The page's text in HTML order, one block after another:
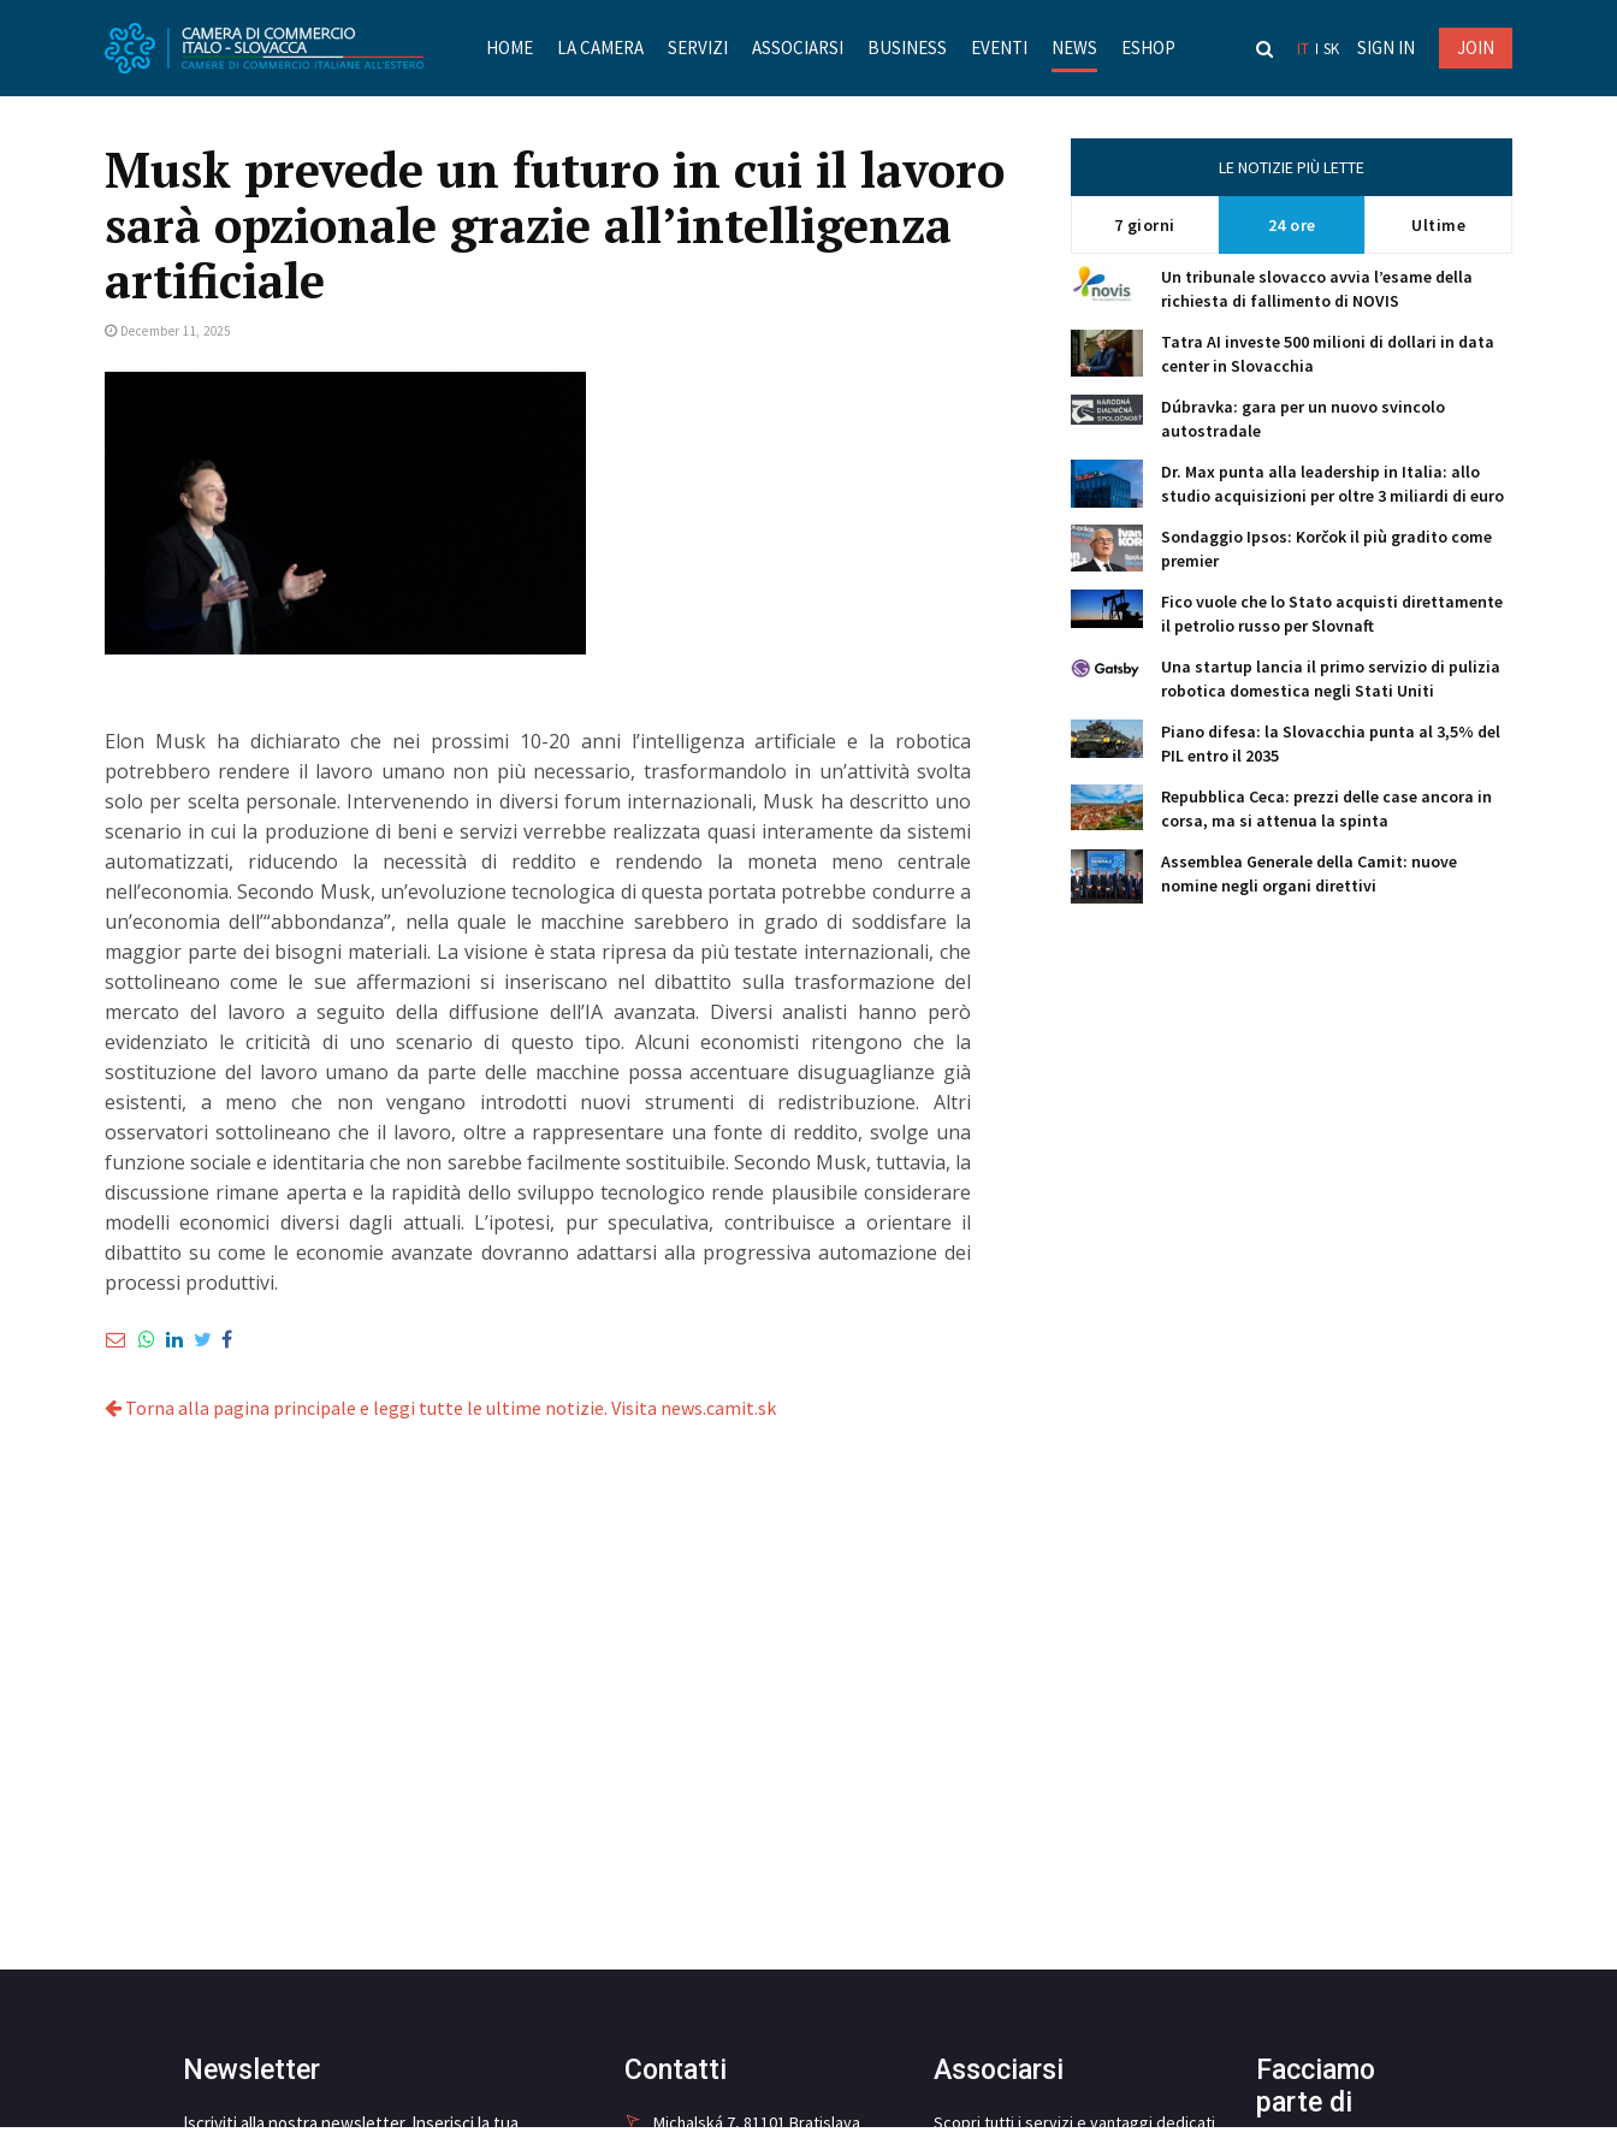
HOME LA CAMERA SERVIZI ASSOCIARSI BUSINESS EVENTI NEWS ESHOP IT SK SIGN IN JOIN
Musk prevede un futuro in cui il lavoro
sarà opzionale grazie all’intelligenza
artificiale
December 11, 2025
Elon Musk ha dichiarato che nei prossimi 10-20 anni l’intelligenza artificiale e la robotica
potrebbero rendere il lavoro umano non più necessario, trasformandolo in un’attività svolta
solo per scelta personale. Intervenendo in diversi forum internazionali, Musk ha descritto uno
scenario in cui la produzione di beni e servizi verrebbe realizzata quasi interamente da sistemi
automatizzati, riducendo la necessità di reddito e rendendo la moneta meno centrale
nell’economia. Secondo Musk, un’evoluzione tecnologica di questa portata potrebbe condurre a
un’economia dell’“abbondanza”, nella quale le macchine sarebbero in grado di soddisfare la
maggior parte dei bisogni materiali. La visione è stata ripresa da più testate internazionali, che
sottolineano come le sue affermazioni si inseriscano nel dibattito sulla trasformazione del
mercato del lavoro a seguito della diffusione dell’IA avanzata. Diversi analisti hanno però
evidenziato le criticità di uno scenario di questo tipo. Alcuni economisti ritengono che la
sostituzione del lavoro umano da parte delle macchine possa accentuare disuguaglianze già
esistenti, a meno che non vengano introdotti nuovi strumenti di redistribuzione. Altri
osservatori sottolineano che il lavoro, oltre a rappresentare una fonte di reddito, svolge una
funzione sociale e identitaria che non sarebbe facilmente sostituibile. Secondo Musk, tuttavia, la
discussione rimane aperta e la rapidità dello sviluppo tecnologico rende plausibile considerare
modelli economici diversi dagli attuali. L’ipotesi, pur speculativa, contribuisce a orientare il
dibattito su come le economie avanzate dovranno adattarsi alla progressiva automazione dei
processi produttivi.
Torna alla pagina principale e leggi tutte le ultime notizie. Visita news.camit.sk
LE NOTIZIE PIÙ LETTE
7 giorni 24 ore Ultime
Un tribunale slovacco avvia l’esame della
richiesta di fallimento di NOVIS
Tatra AI investe 500 milioni di dollari in data
center in Slovacchia
Dúbravka: gara per un nuovo svincolo
autostradale
Dr. Max punta alla leadership in Italia: allo
studio acquisizioni per oltre 3 miliardi di euro
Sondaggio Ipsos: Korčok il più gradito come
premier
Fico vuole che lo Stato acquisti direttamente
il petrolio russo per Slovnaft
Una startup lancia il primo servizio di pulizia
robotica domestica negli Stati Uniti
Piano difesa: la Slovacchia punta al 3,5% del
PIL entro il 2035
Repubblica Ceca: prezzi delle case ancora in
corsa, ma si attenua la spinta
Assemblea Generale della Camit: nuove
nomine negli organi direttivi
Newsletter
Iscriviti alla nostra newsletter. Inserisci la tua
Contatti
Michalská 7, 81101 Bratislava
Associarsi
Scopri tutti i servizi e vantaggi dedicati
Facciamo
parte di